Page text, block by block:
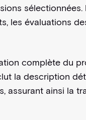
les évaluations
complète du
la description
assurant ainsi la